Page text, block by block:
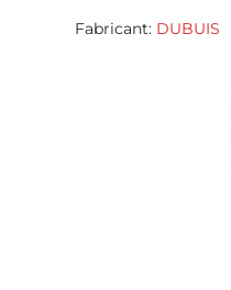
Fabricant: DUBUIS